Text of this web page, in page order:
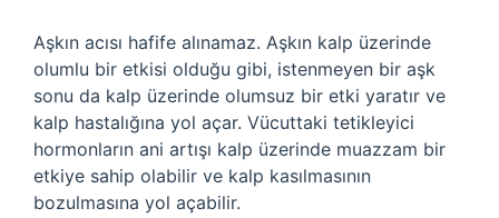
Aşkın acısı hafife alınamaz. Aşkın kalp üzerinde
olumlu bir etkisi olduğu gibi, istenmeyen bir aşk
sonu da kalp üzerinde olumsuz bir etki yaratır ve
kalp hastalığına yol açar. Vücuttaki tetikleyici
hormonların ani artışı kalp üzerinde muazzam bir
etkiye sahip olabilir ve kalp kasılmasının
bozulmasına yol açabilir.